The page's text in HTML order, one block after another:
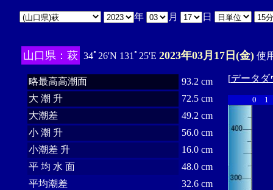
年 月 日
山口県：萩 34ﾟ26'N 131ﾟ25'E 2023年03月17日(金)使
略最高高潮面
93.2 cm
大 潮 升
72.5 cm
大潮差
49.2 cm
小 潮 升
56.0 cm
小潮差 升
16.0 cm
平 均 水 面
48.0 cm
平均潮差
32.6 cm
[データダ
0 1